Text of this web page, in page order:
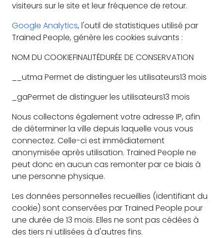
visiteurs sur le site et leur fréquence de retour.
Google Analytics, l'outil de statistiques utilisé par
Trained People, génère les cookies suivants :
NOM DU COOKIEFINALITÉDURÉE DE CONSERVATION
__utma Permet de distinguer les utilisateurs13 mois
_gaPermet de distinguer les utilisateurs13 mois
Nous collectons également votre adresse IP, afin
de déterminer la ville depuis laquelle vous vous
connectez. Celle-ci est immédiatement
anonymisée après utilisation. Trained People ne
peut donc en aucun cas remonter par ce biais à
une personne physique.
Les données personnelles recueillies (identifiant du
cookie) sont conservées par Trained People pour
une durée de 13 mois. Elles ne sont pas cédées à
des tiers ni utilisées à d'autres fins.